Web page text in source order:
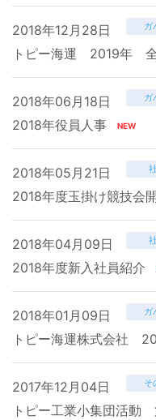
2018年12月28日 ガ
トピー海運 2019年
2018年06月18日 ガ
2018年役員人事
2018年05月21日
2018年度玉掛け競技会
2018年04月09日
2018年度新入社員紹介
2018年01月09日 ガ
トピー海運株式会社
2017年12月04日 そ
トピー工業小集団活動